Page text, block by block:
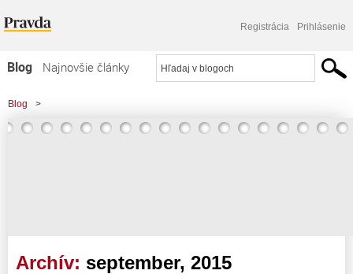
Registrácia Prihlásenie
Blog
Najnovšie články
Najčítanejšie články
Najkomentovanejšie články
Blog >
Archív: september, 2015